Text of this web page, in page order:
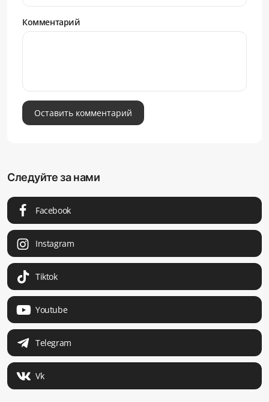
Комментарий
Оставить комментарий
Следуйте за нами
Facebook
Instagram
Tiktok
Youtube
Telegram
Vk